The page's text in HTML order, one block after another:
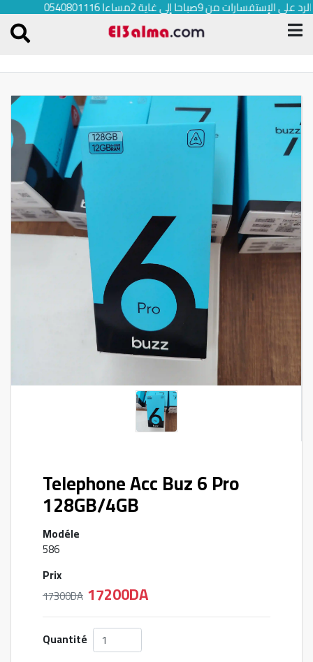
الرد على الإستفسارات من 9صباحا إلى غاية 2مساءا 0540801116
Telephone Acc Buz 6 Pro
128GB/4GB
Modéle
586
Prix
17300DA 17200DA
Quantité